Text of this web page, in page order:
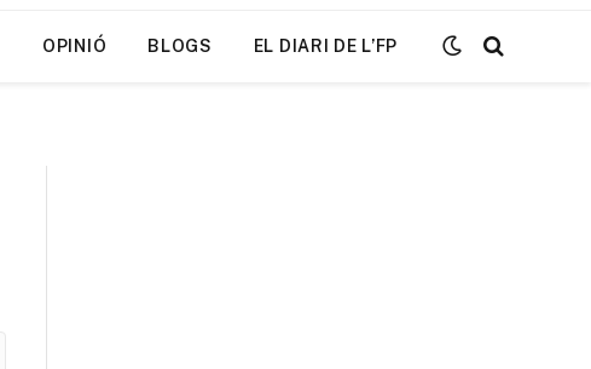
OPINIÓ BLOGS EL DIARI DE L’FP